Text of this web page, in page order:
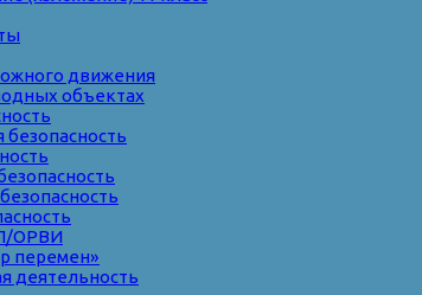
движения
объектах
безопасность
ОРВИ
перемен»
деятельность